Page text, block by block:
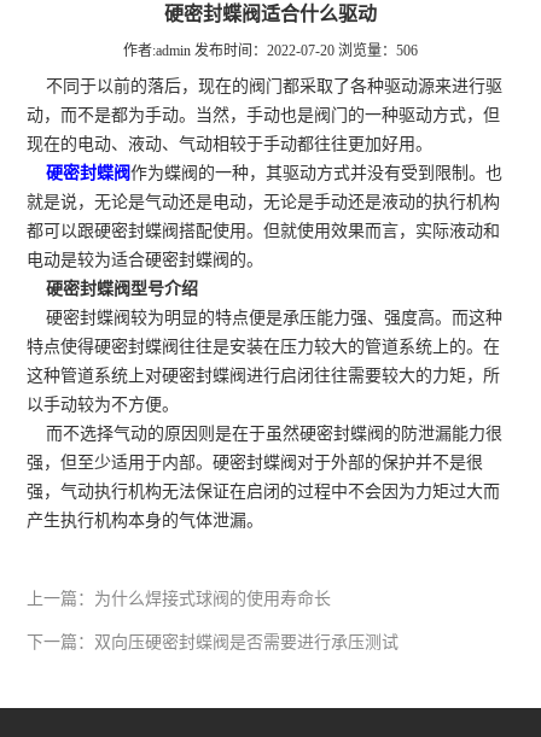
硬密封蝶阀适合什么驱动
作者:admin 发布时间：2022-07-20 浏览量：506
不同于以前的落后，现在的阀门都采取了各种驱动源来进行驱
动，而不是都为手动。当然，手动也是阀门的一种驱动方式，但
现在的电动、液动、气动相较于手动都往往更加好用。
硬密封蝶阀作为蝶阀的一种，其驱动方式并没有受到限制。也
就是说，无论是气动还是电动，无论是手动还是液动的执行机构
都可以跟硬密封蝶阀搭配使用。但就使用效果而言，实际液动和
电动是较为适合硬密封蝶阀的。
硬密封蝶阀型号介绍
硬密封蝶阀较为明显的特点便是承压能力强、强度高。而这种
特点使得硬密封蝶阀往往是安装在压力较大的管道系统上的。在
这种管道系统上对硬密封蝶阀进行启闭往往需要较大的力矩，所
以手动较为不方便。
而不选择气动的原因则是在于虽然硬密封蝶阀的防泄漏能力很
强，但至少适用于内部。硬密封蝶阀对于外部的保护并不是很
强，气动执行机构无法保证在启闭的过程中不会因为力矩过大而
产生执行机构本身的气体泄漏。
上一篇： 为什么焊接式球阀的使用寿命长
下一篇： 双向压硬密封蝶阀是否需要进行承压测试